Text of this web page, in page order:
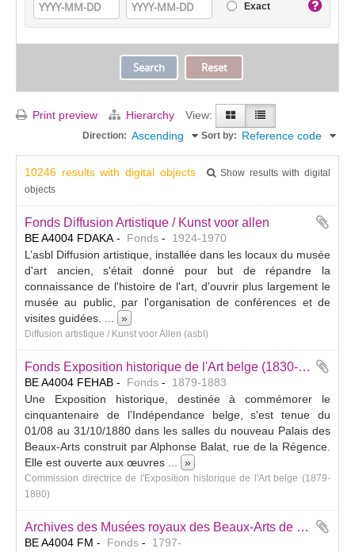
Exact
Print preview Hierarchy View:
Sort by: Reference code
Direction: Ascending
10246 results with digital objects
Show results with digital
objects
Fonds Diffusion Artistique / Kunst voor allen
BE A4004 FDAKA Fonds
1924-1970
L’asbl Diffusion artistique, installée dans les locaux du musée
d'art ancien, s'était donné pour but de répandre la
connaissance de l'histoire de l'art, d'ouvrir plus largement le
musée au public, par l'organisation de conférences et de
visites guidées. ... »
Diffusion artistique / Kunst voor Allen (asbl)
Fonds Exposition historique de l'Art belge (1830-1880)
BE A4004 FEHAB Fonds
1879-1883
Une Exposition historique, destinée à commémorer le
cinquantenaire de l’Indépendance belge, s'est tenue du
01/08 au 31/10/1880 dans les salles du nouveau Palais des
Beaux-Arts construit par Alphonse Balat, rue de la Régence.
Elle est ouverte aux œuvres ... »
Commission directrice de l'Exposition historique de l'Art belge (1879-
1880)
Archives des Musées royaux des Beaux-Arts de Belgique ("Fonds Musée")
BE A4004 FM Fonds
1797-